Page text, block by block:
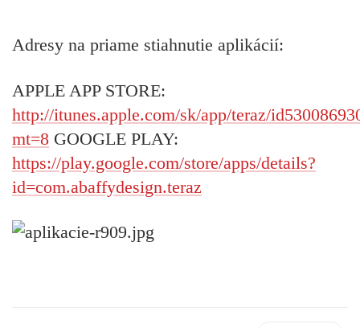
Adresy na priame stiahnutie aplikácií:
APPLE APP STORE:
http://itunes.apple.com/sk/app/teraz/
mt=8 GOOGLE PLAY:
https://play.google.com/store/apps/details?
id=com.abaffydesign.teraz